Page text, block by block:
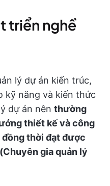
triển nghề
lý dự án kiến trúc,
kỹ năng và kiến thức
dự án nên thường
thiết kế và công
thời đạt được
gia quản lý